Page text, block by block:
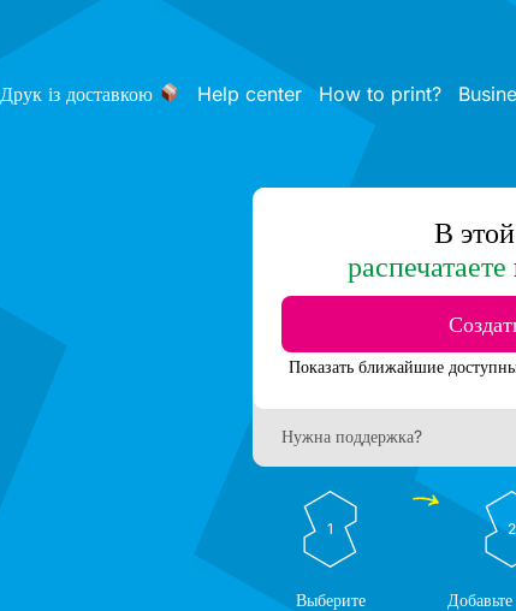
Друк із доставкою Help center How to print?
В
распечатаете
Нужна поддержка?
1
Выберите
2